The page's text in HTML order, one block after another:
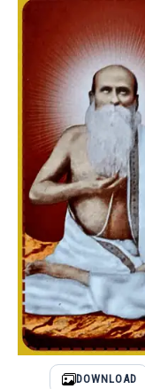
DOWNLOAD